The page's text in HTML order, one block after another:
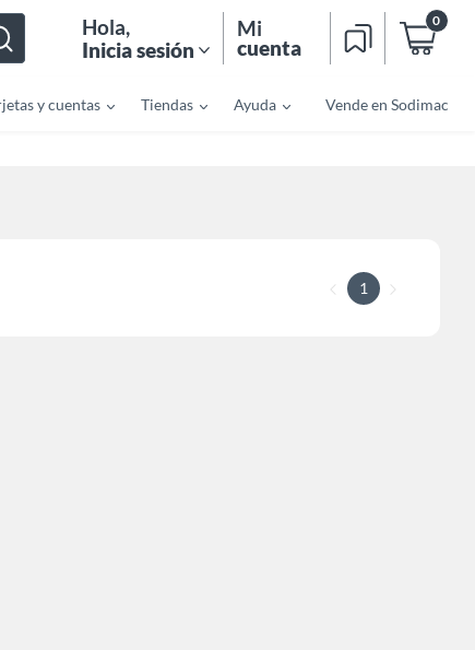
Hola,
Inicia sesión
Mi
cuenta
0
y cuentas Tiendas Ayuda Vende en Sodimac
1